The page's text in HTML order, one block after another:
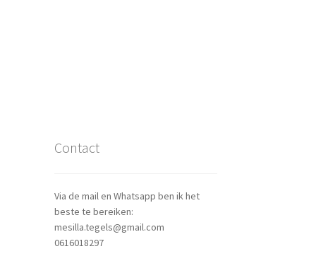
Contact
Via de mail en Whatsapp ben ik het
beste te bereiken:
mesilla.tegels@gmail.com
0616018297